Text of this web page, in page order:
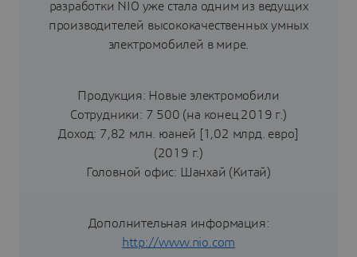
разработки NIO уже стала одним из ведущих
производителей высококачественных умных
электромобилей в мире.
Продукция: Новые электромобили
Сотрудники: 7 500 (на конец 2019 г.)
Доход: 7,82 млн. юаней [1,02 млрд. евро]
(2019 г.)
Головной офис: Шанхай (Китай)
Дополнительная информация:
http://www.nio.com